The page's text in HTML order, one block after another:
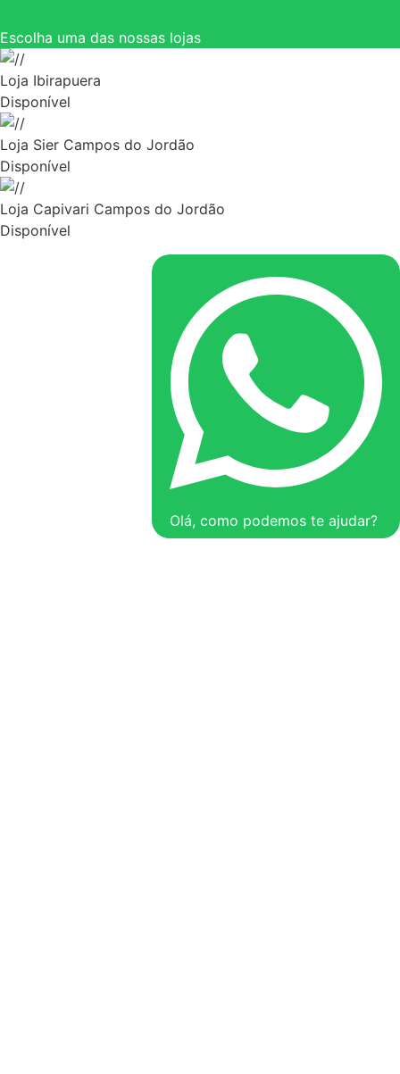
Escolha uma das nossas lojas
Loja Ibirapuera
Disponível
Loja Sier Campos do Jordão
Disponível
Loja Capivari Campos do Jordão
Disponível
Olá, como podemos te ajudar?